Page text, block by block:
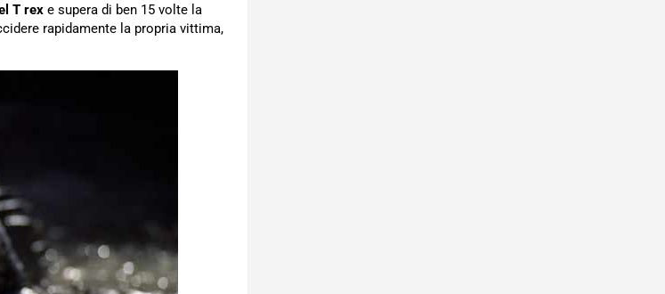
T rex e supera di ben 15 volte la
rapidamente la propria vittima,